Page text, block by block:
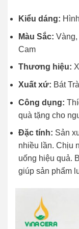
Kiểu dáng:
Màu Sắc:
Cam
Thương hiệu:
Xuất xứ: Bát
Công dụng:
quà tặng cho
Đặc tính: Sản
nhiều lần. Chịu
uống hiệu quả.
giúp sản phẩm